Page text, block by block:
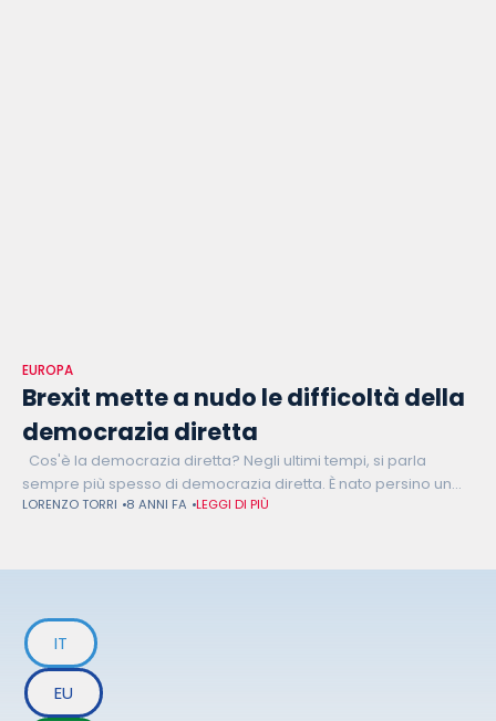
EUROPA
Brexit mette a nudo le difficoltà della
democrazia diretta
Cos'è la democrazia diretta? Negli ultimi tempi, si parla
sempre più spesso di democrazia diretta. È nato persino un
gruppo nel Parlamento Europeo che ne fa una vera e
LORENZO TORRI 8 ANNI FA LEGGI DI PIÙ
IT
EU